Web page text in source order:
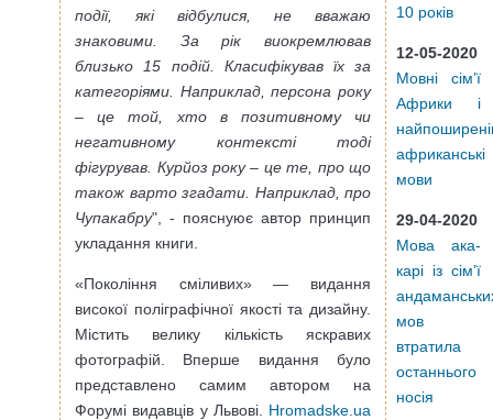
події, які відбулися, не вважаю
знаковими. За рік виокремлював
близько 15 подій. Класифікував їх за
категоріями. Наприклад, персона року
– це той, хто в позитивному чи
негативному контексті тоді
фігурував. Курйоз року – це те, про що
також варто згадати. Наприклад, про
Чупакабру", - пояснуює автор принцип
укладання книги.
«Покоління сміливих» — видання
високої поліграфічної якості та дизайну.
Містить велику кількість яскравих
фотографій. Вперше видання було
представлено самим автором на
Форумі видавців у Львові. Hromadske.ua
10 років
12-05-2020
Мовні сім’ї
Африки і
африканські
мови
29-04-2020
Мова ака-
карі із сім’ї
мов
втратила
останнього
носія